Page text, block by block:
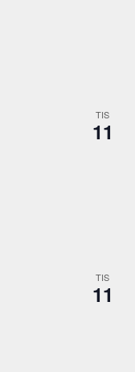
TIS
11
TIS
11